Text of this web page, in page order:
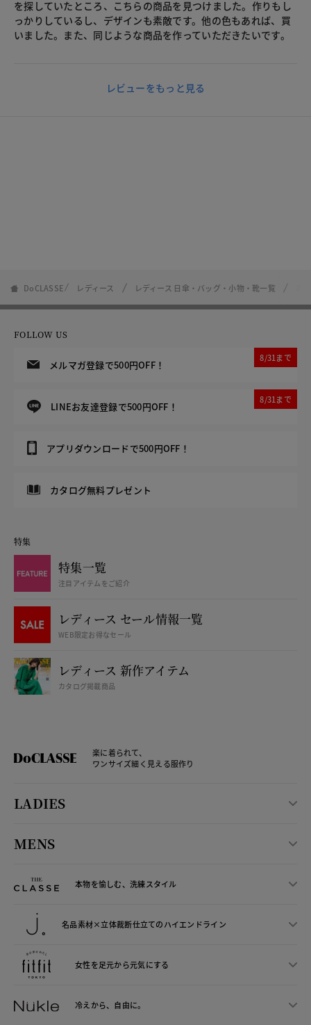
を探していたところ、こちらの商品を見つけました。作りもし
っかりしているし、デザインも素敵です。他の色もあれば、買
いました。また、同じような商品を作っていただきたいです。
レビューをもっと見る
DoCLASSE レディース レディース 日傘・バッグ・小物・靴一覧
FOLLOW US
メルマガ登録で500円OFF！
8/31まで
LINEお友達登録で500円OFF！
8/31まで
アプリダウンロードで500円OFF！
カタログ無料プレゼント
特集
特集一覧
注目アイテムをご紹介
レディース セール情報一覧
WEB限定お得なセール
レディース 新作アイテム
カタログ掲載商品
楽に着られて、
ワンサイズ細く見える服作り
LADIES
MENS
本物を愉しむ、洗練スタイル
名品素材×立体裁断仕立てのハイエンドライン
女性を足元から元気にする
冷えから、 自由に。